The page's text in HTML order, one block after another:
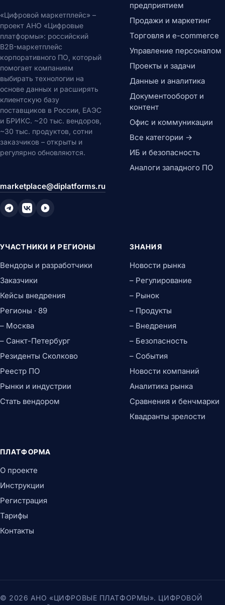
«Цифровой маркетплейс» –
проект АНО «Цифровые
платформы»: российский
B2B-маркетплейс
корпоративного ПО, который
помогает компаниям
выбирать технологии на
основе данных и расширять
клиентскую базу
поставщиков в России, ЕАЭС
и БРИКС. ~20 тыс. вендоров,
~30 тыс. продуктов, сотни
заказчиков – открыты и
регулярно обновляются.
marketplace@diplatforms.ru
предприятием
Продажи и маркетинг
Торговля и e-commerce
Управление персоналом
Проекты и задачи
Данные и аналитика
Документооборот и
контент
Офис и коммуникации
Все категории →
ИБ и безопасность
Аналоги западного ПО
УЧАСТНИКИ И РЕГИОНЫ
Вендоры и разработчики
Заказчики
Кейсы внедрения
Регионы · 89
– Москва
– Санкт-Петербург
Резиденты Сколково
Реестр ПО
Рынки и индустрии
Стать вендором
ЗНАНИЯ
Новости рынка
– Регулирование
– Рынок
– Продукты
– Внедрения
– Безопасность
– События
Новости компаний
Аналитика рынка
Сравнения и бенчмарки
Квадранты зрелости
ПЛАТФОРМА
О проекте
Инструкции
Регистрация
Тарифы
Контакты
© 2026 АНО «ЦИФРОВЫЕ ПЛАТФОРМЫ». ЦИФРОВОЙ